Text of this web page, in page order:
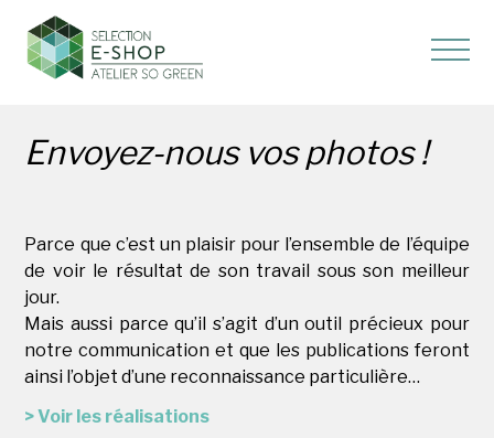
Envoyez-nous vos photos !
Parce que c’est un plaisir pour l’ensemble de l’équipe
de voir le résultat de son travail sous son meilleur
jour.
Mais aussi parce qu’il s’agit d’un outil précieux pour
notre communication et que les publications feront
ainsi l’objet d’une reconnaissance particulière…
> Voir les réalisations